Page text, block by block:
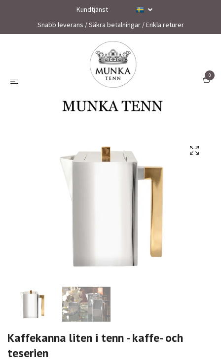
Kundtjänst
Snabb leverans / Säkra betalningar / Enkla returer
0
Kaffekanna liten i tenn - kaffe- och
teserien